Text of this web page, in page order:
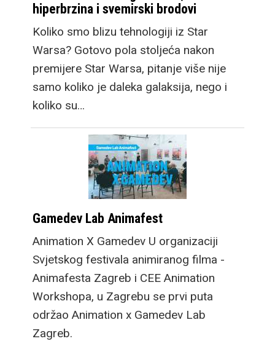
hiperbrzina i svemirski brodovi
Koliko smo blizu tehnologiji iz Star
Warsa? Gotovo pola stoljeća nakon
premijere Star Warsa, pitanje više nije
samo koliko je daleka galaksija, nego i
koliko su…
Gamedev Lab Animafest
Animation X Gamedev U organizaciji
Svjetskog festivala animiranog filma -
Animafesta Zagreb i CEE Animation
Workshopa, u Zagrebu se prvi puta
održao Animation x Gamedev Lab
Zagreb.